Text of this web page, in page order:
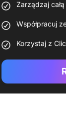
Zarządzaj
Współpracuj
Korzystaj z